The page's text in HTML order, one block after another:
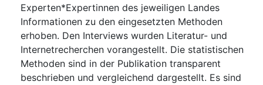
Experten*Expertinnen des jeweiligen Landes
Informationen zu den eingesetzten Methoden
erhoben. Den Interviews wurden Literatur- und
Internetrecherchen vorangestellt. Die statistischen
Methoden sind in der Publikation transparent
beschrieben und vergleichend dargestellt. Es sind